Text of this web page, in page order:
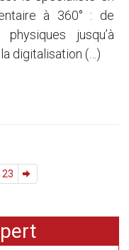
à 360° : de
jusqu’à
digitalisation (…)
23